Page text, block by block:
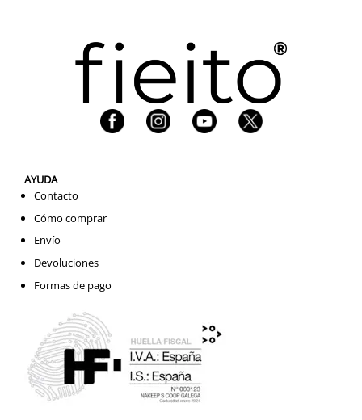
AYUDA
Contacto
Cómo comprar
Envío
Devoluciones
Formas de pago